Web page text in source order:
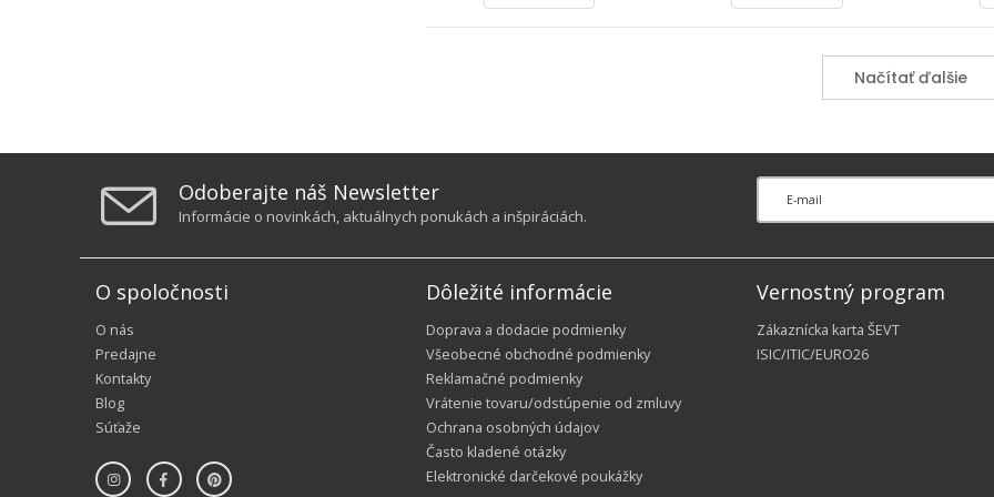
Načítať ďalšie
Odoberajte náš Newsletter
Informácie o novinkách, aktuálnych ponukách a inšpiráciách.
O spoločnosti
O nás
Predajne
Kontakty
Blog
Súťaže
Dôležité informácie
Doprava a dodacie podmienky
Všeobecné obchodné podmienky
Reklamačné podmienky
Vrátenie tovaru/odstúpenie od zmluvy
Ochrana osobných údajov
Často kladené otázky
Elektronické darčekové poukážky
Vernostný program
Zákaznícka karta ŠEVT
ISIC/ITIC/EURO26